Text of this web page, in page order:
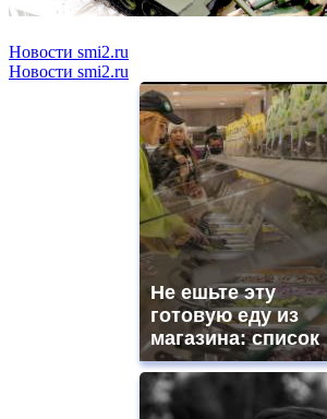
Новости smi2.ru
Новости smi2.ru
Не ешьте эту
готовую еду из
магазина: список